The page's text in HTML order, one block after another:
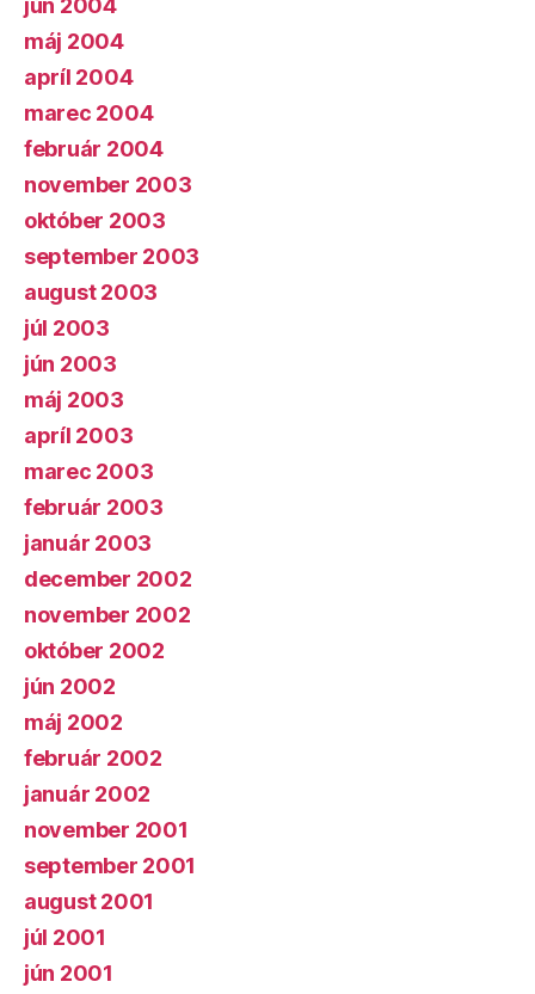
jún 2004
máj 2004
apríl 2004
marec 2004
február 2004
november 2003
október 2003
september 2003
august 2003
júl 2003
jún 2003
máj 2003
apríl 2003
marec 2003
február 2003
január 2003
december 2002
november 2002
október 2002
jún 2002
máj 2002
február 2002
január 2002
november 2001
september 2001
august 2001
júl 2001
jún 2001